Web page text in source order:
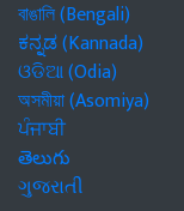
বাঙালি (Bengali)
ಕನ್ನಡ (Kannada)
ଓଡିଆ (Odia)
অসমীয়া (Asomiya)
ਪੰਜਾਬੀ
తెలుగు
ગુજરાતી